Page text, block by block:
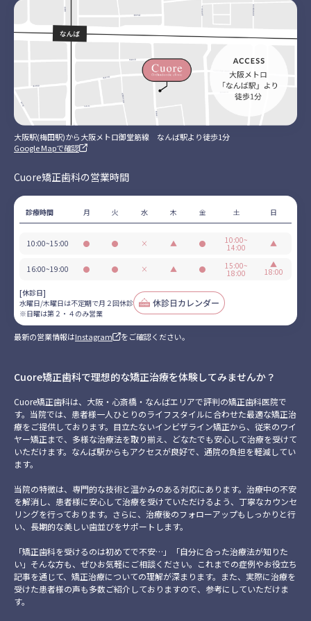
大阪駅(梅田駅)から大阪メトロ御堂筋線 なんば駅より徒歩1分
Google Mapで確認
Cuore矯正歯科の営業時間
診療時間 月 火 水 木 金 土 日
10:00~15:00
●
業
●
業
×
診
▲
定
期
月
２
回
休
診
●
業
10:00~
14:00
▲
曜
は
み
16:00~19:00
●
●
×
診
▲
定
期
で
回
●
業
15:00~
18:00
▲
18:00
[休診日]
水曜日/木曜日は不定期で月２回休診
※日曜は第２・４のみ営業
最新の営業情報はInstagram をご確認ください。
Cuore矯正歯科で理想的な矯正治療を体験してみませんか？
Cuore矯正歯科は、大阪・心斎橋・なんばエリアで評判の矯正歯科医院で
す。当院では、患者様一人ひとりのライフスタイルに合わせた最適な矯正治
療をご提供しております。目立たないインビザライン矯正から、従来のワイ
ヤー矯正まで、多様な治療法を取り揃え、どなたでも安心して治療を受けて
いただけます。なんば駅からもアクセスが良好で、通院の負担を軽減してい
ます。
当院の特徴は、専門的な技術と温かみのある対応にあります。治療中の不安
を解消し、患者様に安心して治療を受けていただけるよう、丁寧なカウンセ
リングを行っております。さらに、治療後のフォローアップもしっかりと行
い、長期的な美しい歯並びをサポートします。
「矯正歯科を受けるのは初めてで不安…」「自分に合った治療法が知りた
い」そんな方も、ぜひお気軽にご相談ください。これまでの症例やお役立ち
記事を通じて、矯正治療についての理解が深まります。また、実際に治療を
受けた患者様の声も多数ご紹介しておりますので、参考にしていただけま
す。